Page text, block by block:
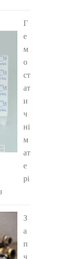
Г
е
м
о
ст
ат
и
ч
ні
м
ат
е
рі
З
а
п
ч